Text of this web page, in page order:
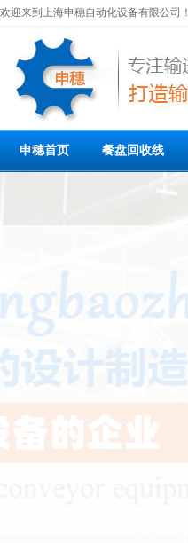
欢迎来到上海申穗自动化设备有限公司！
申穗首页 餐盘回收线